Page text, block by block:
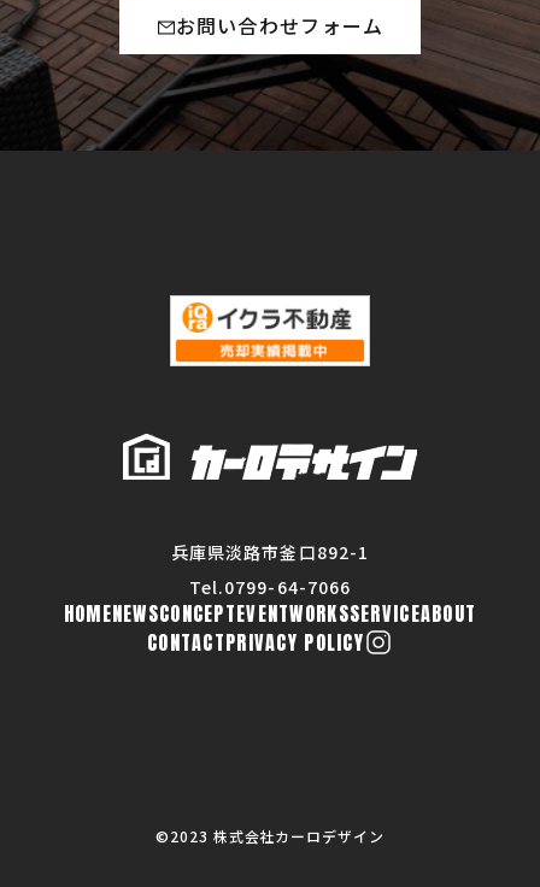
お問い合わせフォーム
兵庫県淡路市釜口892-1
Tel.0799-64-7066
HOMENEWSCONCEPTEVENTWORKSSERVICEABOUT
CONTACTPRIVACY POLICY
©︎2023 株式会社カーロデザイン